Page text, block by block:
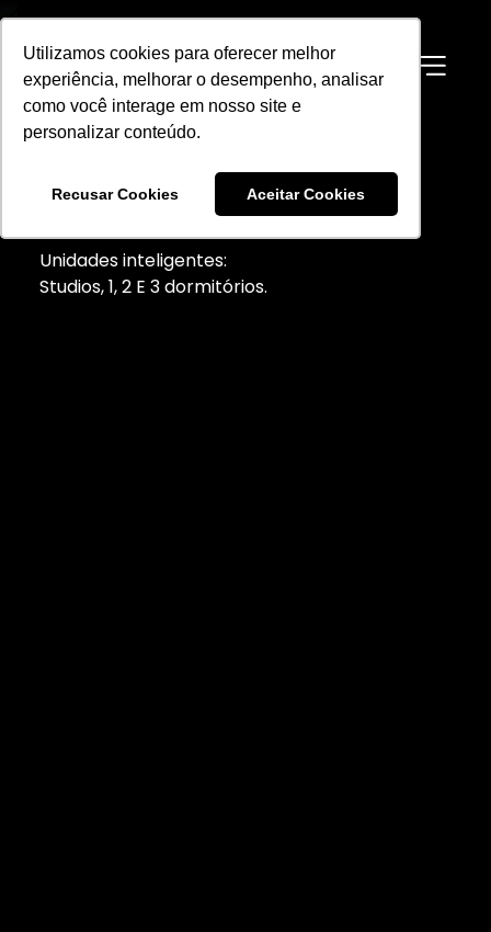
Utilizamos cookies para oferecer melhor
experiência, melhorar o desempenho, analisar
como você interage em nosso site e
personalizar conteúdo.
Recusar Cookies Aceitar Cookies
Utilizamos cookies para oferecer melhor
experiência, melhorar o desempenho, analisar
como você interage em nosso site e
personalizar conteúdo.
Recusar Cookies Aceitar Cookies
EN
VITACON BELA
VISTA
Unidades inteligentes:
Studios, 1, 2 E 3 dormitórios.